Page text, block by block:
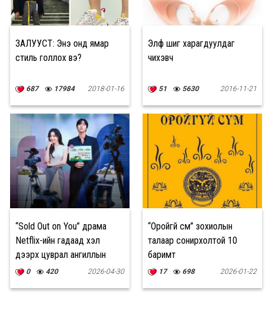
ЗАЛУУСТ: Энэ онд ямар
стиль голлох вэ?
687 17984 2018-01-16
Элф шиг харагдуулдаг
чихэвч
51 5630 2016-11-21
“Sold Out on You” драма
Netflix-ийн гадаад хэл
дээрх цуврал ангиллын
жагсаалтыг тэргүүллээ
0 420 2026-04-30
“Оройгүй сүм” зохиолын
талаар сонирхолтой 10
баримт
17 698 2026-01-22